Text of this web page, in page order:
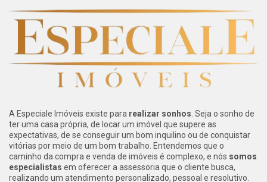
A Especiale Imóveis existe para realizar sonhos . Seja o sonho de
ter uma casa própria, de locar um imóvel que supere as
expectativas, de se conseguir um bom inquilino ou de conquistar
vitórias por meio de um bom trabalho. Entendemos que o
caminho da compra e venda de imóveis é complexo, e nós somos
especialistas em oferecer a assessoria que o cliente busca,
realizando um atendimento personalizado, pessoal e resolutivo.